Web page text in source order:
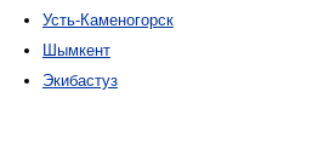
Усть-Каменогорск
Шымкент
Экибастуз